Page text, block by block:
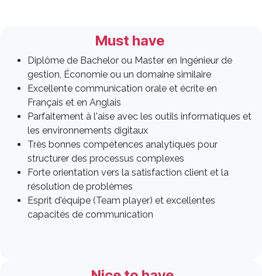
Must have
Diplôme de Bachelor ou Master en Ingénieur de
gestion, Économie ou un domaine similaire
Excellente communication orale et écrite en
Français et en Anglais
Parfaitement à l'aise avec les outils informatiques et
les environnements digitaux
Très bonnes compétences analytiques pour
structurer des processus complexes
Forte orientation vers la satisfaction client et la
résolution de problèmes
Esprit d'équipe (Team player) et excellentes
capacités de communication